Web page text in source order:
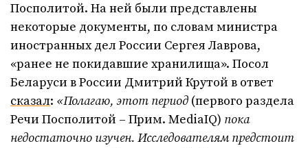
Посполитой. На ней были представлены
некоторые документы, по словам министра
иностранных дел России Сергея Лаврова,
«ранее не покидавшие хранилища». Посол
Беларуси в России Дмитрий Крутой в ответ
сказал: «Полагаю, этот период (первого раздела
Речи Посполитой – Прим. MediaIQ) пока
недостаточно изучен. Исследователям предстоит